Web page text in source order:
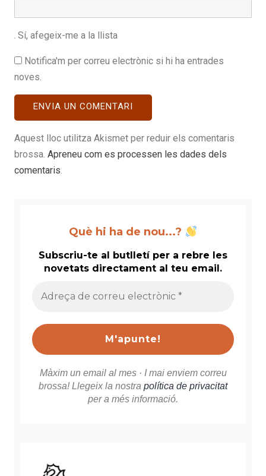
Sí, afegeix-me a la llista
Notifica'm per correu electrònic si hi ha entrades
noves.
Aquest lloc utilitza Akismet per reduir els comentaris
brossa. Apreneu com es processen les dades dels
comentaris.
Què hi ha de nou...?
Subscriu-te al butlletí per a rebre les
novetats directament al teu email.
*
Màxim un email al mes · I mai enviem correu
brossa! Llegeix la nostra política de privacitat
per a més informació.